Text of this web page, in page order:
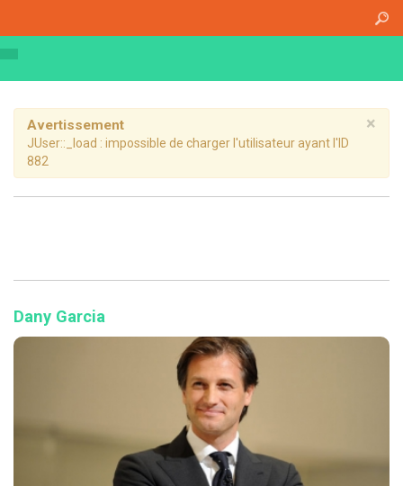
×
Avertissement
JUser::_load : impossible de charger l'utilisateur ayant l'ID
882
Dany Garcia
A propos
Athena Medical Center (AMC)
Plateau Technique
Hospitalisation de jour
Hospitalisation complète
Imagerie Médicale
Médecine Nucléaire
Radiothérapie